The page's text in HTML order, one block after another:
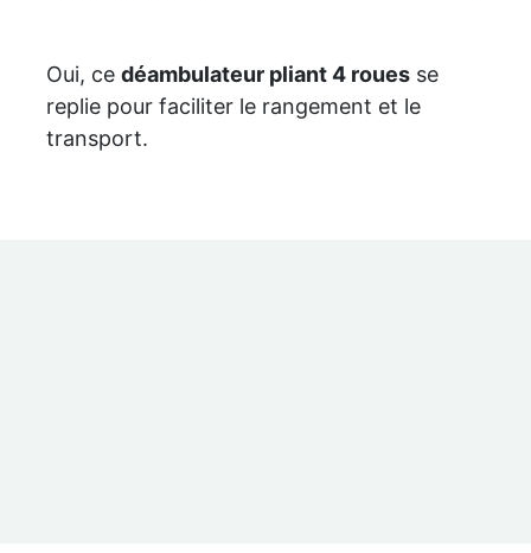
Oui, ce déambulateur pliant 4 roues se
replie pour faciliter le rangement et le
transport.